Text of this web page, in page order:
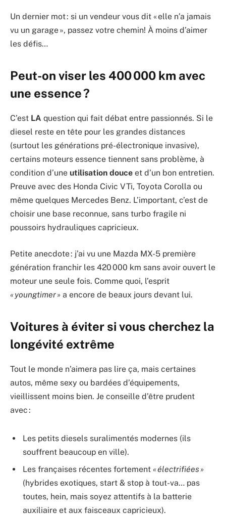
Un dernier mot : si un vendeur vous dit « elle n’a jamais
vu un garage », passez votre chemin! À moins d’aimer
les défis…
Peut-on viser les 400 000 km avec
une essence ?
C’est LA question qui fait débat entre passionnés. Si le
diesel reste en tête pour les grandes distances
(surtout les générations pré-électronique invasive),
certains moteurs essence tiennent sans problème, à
condition d’une utilisation douce et d’un bon entretien.
Preuve avec des Honda Civic VTi, Toyota Corolla ou
même quelques Mercedes Benz. L’important, c’est de
choisir une base reconnue, sans turbo fragile ni
poussoirs hydrauliques capricieux.
Petite anecdote : j’ai vu une Mazda MX-5 première
génération franchir les 420 000 km sans avoir ouvert le
moteur une seule fois. Comme quoi, l’esprit
« youngtimer » a encore de beaux jours devant lui.
Voitures à éviter si vous cherchez la
longévité extrême
Tout le monde n’aimera pas lire ça, mais certaines
autos, même sexy ou bardées d’équipements,
vieillissent moins bien. Je conseille d’être prudent
avec :
Les petits diesels suralimentés modernes (ils
souffrent beaucoup en ville).
Les françaises récentes fortement « électrifiées »
(hybrides exotiques, start & stop à tout-va… pas
toutes, hein, mais soyez attentifs à la batterie
auxiliaire et aux faisceaux capricieux).